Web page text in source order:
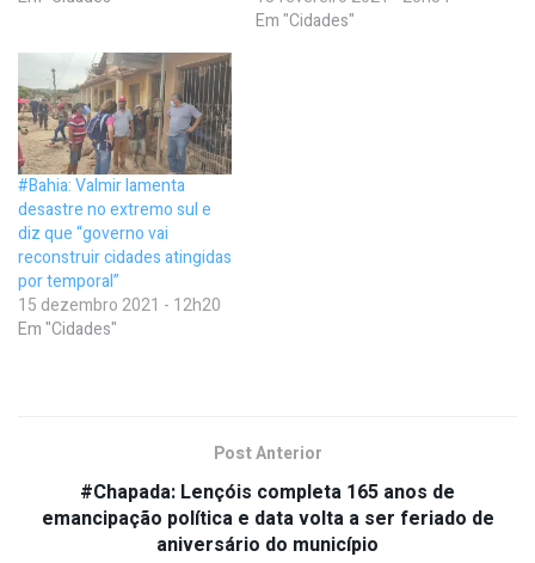
Em "Cidades"
#Bahia: Valmir lamenta
desastre no extremo sul e
diz que “governo vai
reconstruir cidades atingidas
por temporal”
15 dezembro 2021 - 12h20
Em "Cidades"
Post Anterior
#Chapada: Lençóis completa 165 anos de
emancipação política e data volta a ser feriado de
aniversário do município